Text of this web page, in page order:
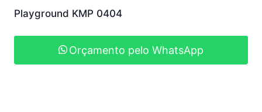
Playground KMP 0404
Orçamento pelo WhatsApp